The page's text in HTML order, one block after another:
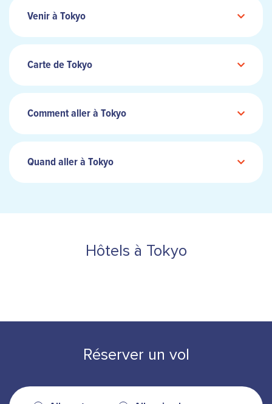
Venir à Tokyo
Carte de Tokyo
Comment aller à Tokyo
Quand aller à Tokyo
Hôtels à Tokyo
Réserver un vol